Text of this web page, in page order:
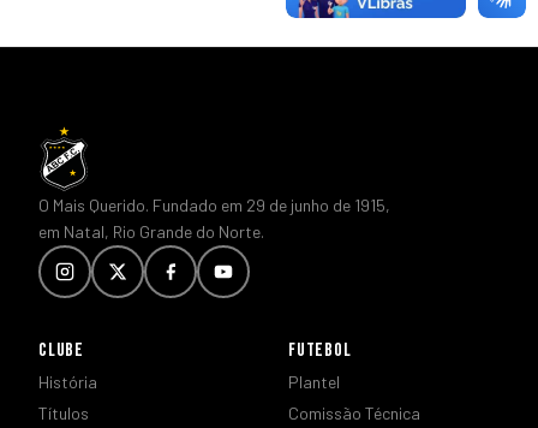
O Mais Querido. Fundado em 29 de junho de 1915,
em Natal, Rio Grande do Norte.
CLUBE
História
Títulos
FUTEBOL
Plantel
Comissão Técnica